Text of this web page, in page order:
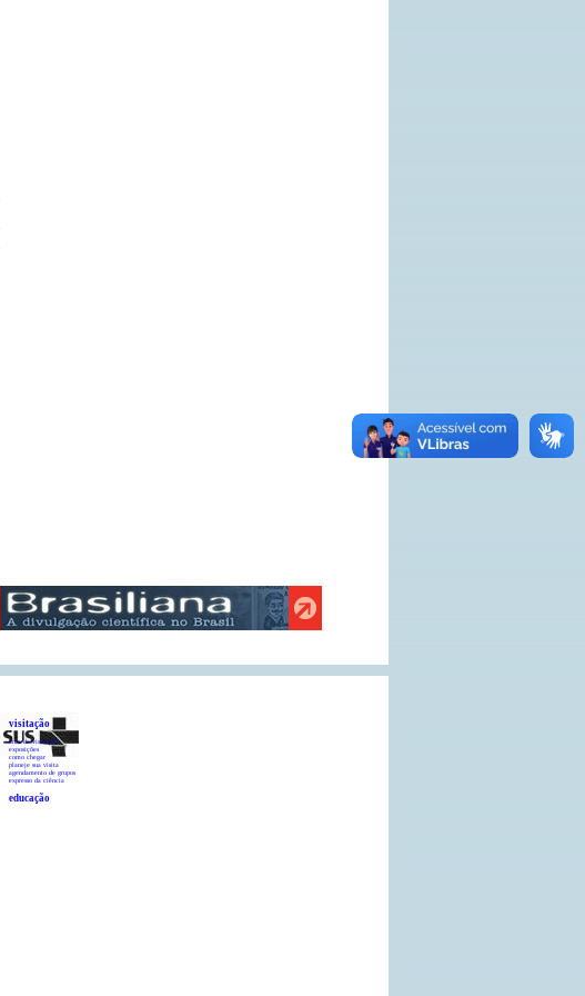
visitação
área de visitação
exposições
como chegar
planeje sua visita
agendamento de grupos
expresso da ciência
educação